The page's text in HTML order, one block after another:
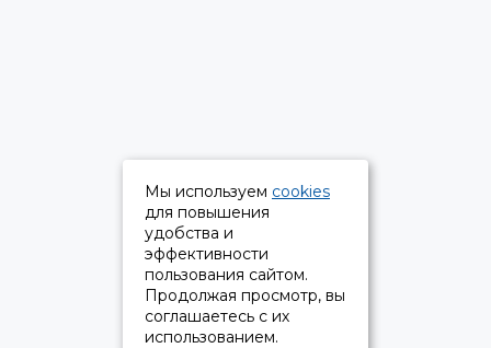
Мы используем cookies
для повышения
удобства и
эффективности
пользования сайтом.
Продолжая просмотр, вы
соглашаетесь с их
использованием.